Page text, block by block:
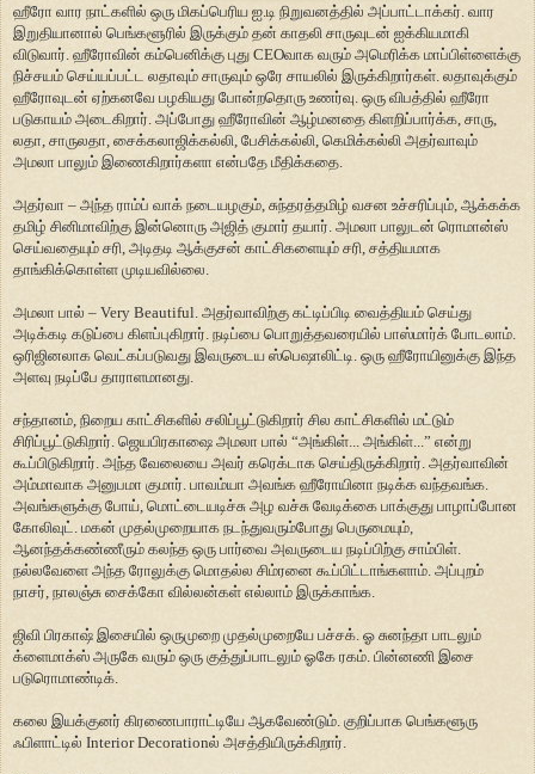
ஹீரோ வார நாட்களில் ஒரு மிகப்பெரிய ஐ.டி நிறுவனத்தில் அப்பாட்டாக்கர். வார
இறுதியானால் பெங்களூரில் இருக்கும் தன் காதலி சாருவுடன் ஐக்கியமாகி
விடுவார். ஹீரோவின் கம்பெனிக்கு புது CEOவாக வரும் அமெரிக்க மாப்பிள்ளைக்கு
நிச்சயம் செய்யப்பட்ட லதாவும் சாருவும் ஒரே சாயலில் இருக்கிறார்கள். லதாவுக்கும்
ஹீரோவுடன் ஏற்கனவே பழகியது போன்றதொரு உணர்வு. ஒரு விபத்தில் ஹீரோ
படுகாயம் அடைகிறார். அப்போது ஹீரோவின் ஆழ்மனதை கிளறிப்பார்க்க, சாரு,
லதா, சாருலதா, சைக்கலாஜிக்கல்லி, பேசிக்கல்லி, கெமிக்கல்லி அதர்வாவும்
அமலா பாலும் இணைகிறார்களா என்பதே மீதிக்கதை.
அதர்வா – அந்த ராம்ப் வாக் நடையழகும், சுந்தரத்தமிழ் வசன உச்சரிப்பும், ஆக்கக்க
தமிழ் சினிமாவிற்கு இன்னொரு அஜித் குமார் தயார். அமலா பாலுடன் ரொமான்ஸ்
செய்வதையும் சரி, அடிதடி ஆக்குசன் காட்சிகளையும் சரி, சத்தியமாக
தாங்கிக்கொள்ள முடியவில்லை.
அமலா பால் – Very Beautiful. அதர்வாவிற்கு கட்டிப்பிடி வைத்தியம் செய்து
அடிக்கடி கடுப்பை கிளப்புகிறார். நடிப்பை பொறுத்தவரையில் பாஸ்மார்க் போடலாம்.
ஒரிஜினலாக வெட்கப்படுவது இவருடைய ஸ்பெஷாலிட்டி. ஒரு ஹீரோயினுக்கு இந்த
அளவு நடிப்பே தாராளமானது.
சந்தானம், நிறைய காட்சிகளில் சலிப்பூட்டுகிறார் சில காட்சிகளில் மட்டும்
சிரிப்பூட்டுகிறார். ஜெயபிரகாஷை அமலா பால் “அங்கிள்... அங்கிள்...” என்று
கூப்பிடுகிறார். அந்த வேலையை அவர் கரெக்டாக செய்திருக்கிறார். அதர்வாவின்
அம்மாவாக அனுபமா குமார். பாவம்யா அவங்க ஹீரோயினா நடிக்க வந்தவங்க.
அவங்களுக்கு போய், மொட்டையடிச்சு அழ வச்சு வேடிக்கை பாக்குது பாழாப்போன
கோலிவுட். மகன் முதல்முறையாக நடந்துவரும்போது பெருமையும்,
ஆனந்தக்கண்ணீரும் கலந்த ஒரு பார்வை அவருடைய நடிப்பிற்கு சாம்பிள்.
நல்லவேளை அந்த ரோலுக்கு மொதல்ல சிம்ரனை கூப்பிட்டாங்களாம். அப்புறம்
நாசர், நாலஞ்சு சைக்கோ வில்லன்கள் எல்லாம் இருக்காங்க.
ஜிவி பிரகாஷ் இசையில் ஒருமுறை முதல்முறையே பச்சக். ஓ சுனந்தா பாடலும்
க்ளைமாக்ஸ் அருகே வரும் ஒரு குத்துப்பாடலும் ஓகே ரகம். பின்னணி இசை
படுரொமாண்டிக்.
கலை இயக்குனர் கிரணைபாராட்டியே ஆகவேண்டும். குறிப்பாக பெங்களூரு
ஃபிளாட்டில் Interior Decorationல் அசத்தியிருக்கிறார்.